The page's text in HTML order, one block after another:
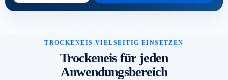
TROCKENEIS VIELSEITIG EINSETZEN
Trockeneis für jeden
Anwendungsbereich